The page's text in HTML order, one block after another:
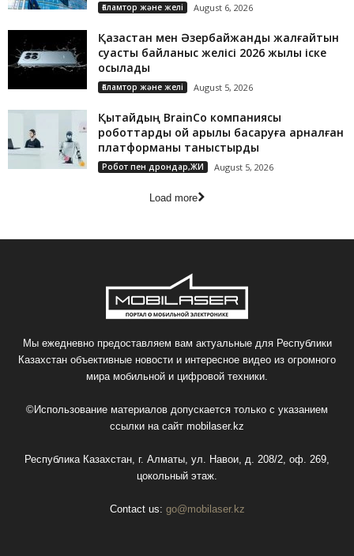
Ғаламтор және желі August 6, 2026
Қазақстан мен Әзербайжанды жалғайтын
суасты байланыс желісі 2026 жылы іске
қосылады
Ғаламтор және желі August 5, 2026
Қытайдың BrainCo компаниясы
роботтарды ой арқылы басқаруға арналған
платформаны таныстырды
Робот пен дрондар,ЖИ August 5, 2026
Load more
Мы ежедневно предоставляем вам актуальные для Республики
Казахстан объективные новости и интересное видео из огромного
мира мобильной и цифровой техники.
©Использование материалов допускается только с указанием
ссылки на сайт mobilaser.kz
Республика Казахстан, г. Алматы, ул. Навои, д. 208/2, оф. 269,
цокольный этаж.
Contact us: go@mobilaser.kz